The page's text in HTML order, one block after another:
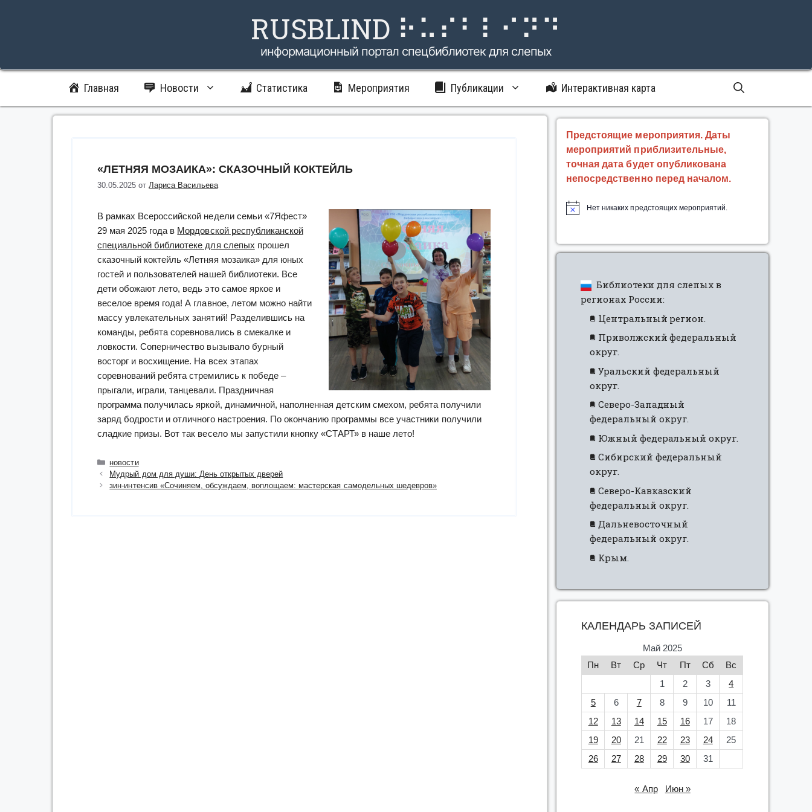
RUSBLIND ⠗⠥⠎⠃⠇⠊⠝⠙
информационный портал спецбиблиотек для слепых
Главная Новости Статистика Мероприятия Публикации Интерактивная карта
«ЛЕТНЯЯ МОЗАИКА»: СКАЗОЧНЫЙ КОКТЕЙЛЬ
30.05.2025 отЛариса Васильева
В рамках Всероссийской недели семьи «7Яфест»
29 мая 2025 года в Мордовской республиканской
специальной библиотеке для слепых прошел
сказочный коктейль «Летняя мозаика» для юных
гостей и пользователей нашей библиотеки. Все
дети обожают лето, ведь это самое яркое и
веселое время года! А главное, летом можно найти
массу увлекательных занятий! Разделившись на
команды, ребята соревновались в смекалке и
ловкости. Соперничество вызывало бурный
восторг и восхищение. На всех этапах
соревнований ребята стремились к победе –
прыгали, играли, танцевали. Праздничная
программа получилась яркой, динамичной, наполненная детским смехом, ребята получили
заряд бодрости и отличного настроения. По окончанию программы все участники получили
сладкие призы. Вот так весело мы запустили кнопку «СТАРТ» в наше лето!
Рубрики
новости
Мудрый дом для души: День открытых дверей
зин-интенсив «Сочиняем, обсуждаем, воплощаем: мастерская самодельных шедевров»
Предстоящие мероприятия. Даты
мероприятий приблизительные,
точная дата будет опубликована
непосредственно перед началом.
Нет никаких предстоящих мероприятий.
Библиотеки для слепых в
регионах России:
Центральный регион.
Приволжский федеральный
округ.
Уральский федеральный
округ.
Северо-Западный
федеральный округ.
Южный федеральный округ.
Сибирский федеральный
округ.
Северо-Кавказский
федеральный округ.
Дальневосточный
федеральный округ.
Крым.
КАЛЕНДАРЬ ЗАПИСЕЙ
Май 2025
Пн
Вт Ср Чт Пт Сб
Вс
1
2 3
4
5
6 7 8 9 10
11
12
13 14 15 16 17
18
19
20 21 22 23 24
25
26
27 28 29 30 31
« Апр Июн »